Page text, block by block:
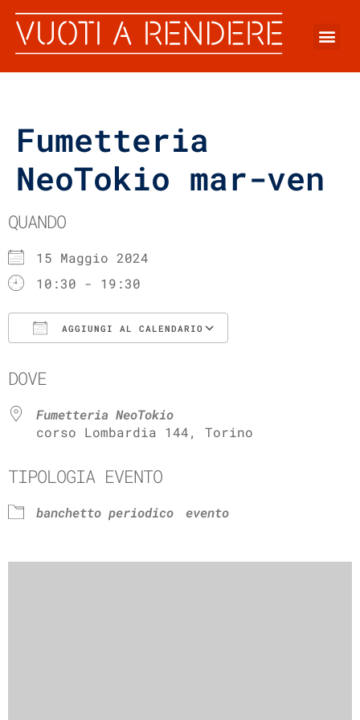
Fumetteria
NeoTokio mar-ven
QUANDO
15 Maggio 2024
10:30 - 19:30
AGGIUNGI AL CALENDARIO
DOVE
Fumetteria NeoTokio
corso Lombardia 144, Torino
TIPOLOGIA EVENTO
banchetto periodico evento